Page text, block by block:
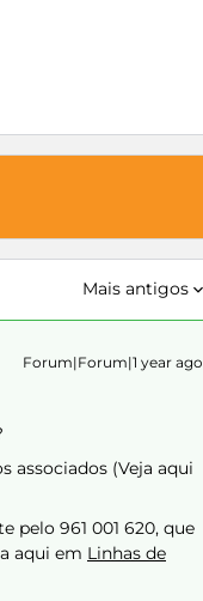
Mais antigos
Forum|Forum|1 year ago
associados (Veja aqui
pelo 961 001 620, que
aqui em Linhas de